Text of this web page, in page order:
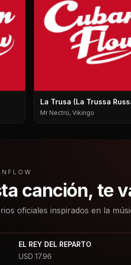
La Trusa (La Trussa
Mr Nectro, Vikingo
canción, te
oficiales inspirados en la
EL REY DEL REPARTO
USD 17.96